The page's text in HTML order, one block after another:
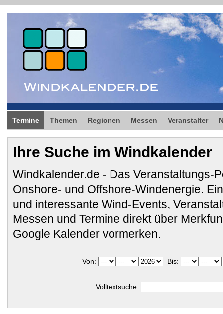
Termine Themen Regionen Messen Veranstalter
Ihre Suche im Windkalender
Windkalender.de - Das Veranstaltungs-
Onshore- und Offshore-Windenergie.
und interessante Wind-Events,
Messen und Termine direkt über
Google Kalender vormerken.
Von: Bis:
Volltextsuche: